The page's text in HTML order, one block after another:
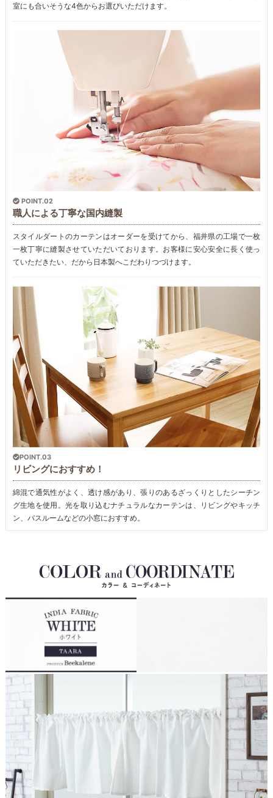
室にも合いそうな4色からお選びいただけます。
POINT.02
職人による丁寧な国内縫製
スタイルダートのカーテンはオーダーを受けてから、福井県の工場で一枚
一枚丁寧に縫製させていただいております。お客様に安心安全に長く使っ
ていただきたい、だから日本製へこだわりつづけます。
POINT.03
リビングにおすすめ！
綿混で通気性がよく、透け感があり、張りのあるざっくりとしたシーチン
グ生地を使用。光を取り込むナチュラルなカーテンは、リビングやキッチ
ン、バスルームなどの小窓におすすめ。